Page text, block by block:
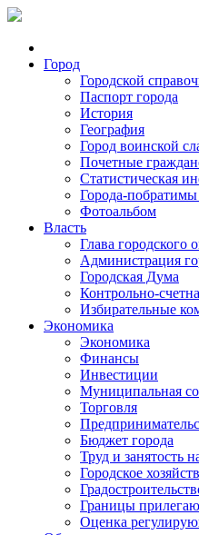
Город
Городской
Паспорт города
История
География
Город воинской
Почетные
Статистическая
Города-побратимы
Фотоальбом
Власть
Глава городского
Администрация
Городская Дума
Контрольно-
Избирательные
Экономика
Экономика
Финансы
Инвестиции
Муниципальная
Торговля
Бюджет города
Труд и занятость
Городское
Границы
Оценка